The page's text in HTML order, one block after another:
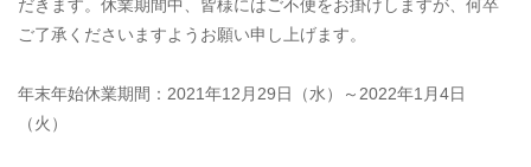
だきます。休業期間中、皆様にはご不便をお掛けしますが、何卒
ご了承くださいますようお願い申し上げます。
年末年始休業期間：2021年12月29日（水）～2022年1月4日
（火）